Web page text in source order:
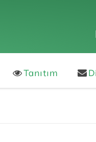
Tanıtım